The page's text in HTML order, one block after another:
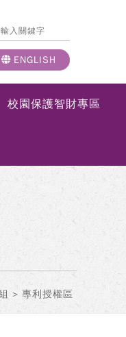
ENGLISH
校園保護智財專區
> 專利授權區